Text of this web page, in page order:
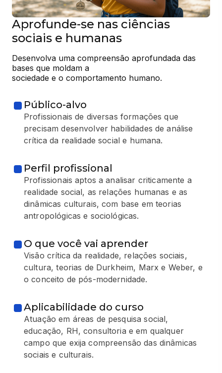
Aprofunde-se nas ciências
sociais e humanas
Desenvolva uma compreensão aprofundada das
bases que moldam a
sociedade e o comportamento humano.
Público-alvo
Profissionais de diversas formações que
precisam desenvolver habilidades de análise
crítica da realidade social e humana.
Perfil profissional
Profissionais aptos a analisar criticamente a
realidade social, as relações humanas e as
dinâmicas culturais, com base em teorias
antropológicas e sociológicas.
O que você vai aprender
Visão crítica da realidade, relações sociais,
cultura, teorias de Durkheim, Marx e Weber, e
o conceito de pós-modernidade.
Aplicabilidade do curso
Atuação em áreas de pesquisa social,
educação, RH, consultoria e em qualquer
campo que exija compreensão das dinâmicas
sociais e culturais.